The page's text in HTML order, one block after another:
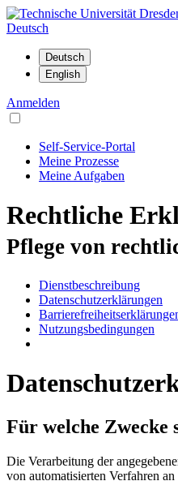
Deutsch
Anmelden
Self-Service-Portal
Meine Prozesse
Meine Aufgaben
Rechtliche
Pflege von
Dienstbeschreibung
Datenschutzerklärungen
Nutzungsbedingungen
Für welche Zwecke
Die Verarbeitung der
von automatisierten Verfahren